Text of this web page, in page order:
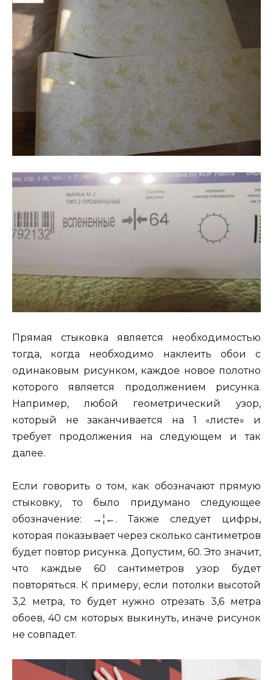
Прямая стыковка является необходимостью
тогда, когда необходимо наклеить обои с
одинаковым рисунком, каждое новое полотно
которого является продолжением рисунка.
Например, любой геометрический узор,
который не заканчивается на 1 «листе» и
требует продолжения на следующем и так
далее.
Если говорить о том, как обозначают прямую
стыковку, то было придумано следующее
обозначение: →¦←. Также следует цифры,
которая показывает через сколько сантиметров
будет повтор рисунка. Допустим, 60. Это значит,
что каждые 60 сантиметров узор будет
повторяться. К примеру, если потолки высотой
3,2 метра, то будет нужно отрезать 3,6 метра
обоев, 40 см которых выкинуть, иначе рисунок
не совпадет.